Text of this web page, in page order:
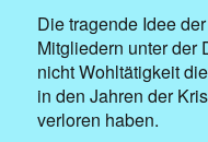
Die tragende Idee
Mitgliedern unter der
nicht Wohltätigkeit
in den Jahren der
verloren haben.